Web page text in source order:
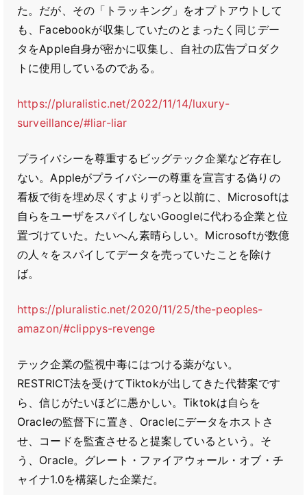
た。だが、その「トラッキング」をオプトアウトして
も、Facebookが収集していたのとまったく同じデー
タをApple自身が密かに収集し、自社の広告プロダク
トに使用しているのである。
https://pluralistic.net/2022/11/14/luxury-
surveillance/#liar-liar
プライバシーを尊重するビッグテック企業など存在し
ない。Appleがプライバシーの尊重を宣言する偽りの
看板で街を埋め尽くすよりずっと以前に、Microsoftは
自らをユーザをスパイしないGoogleに代わる企業と位
置づけていた。たいへん素晴らしい。Microsoftが数億
の人々をスパイしてデータを売っていたことを除け
ば。
https://pluralistic.net/2020/11/25/the-peoples-
amazon/#clippys-revenge
テック企業の監視中毒にはつける薬がない。
RESTRICT法を受けてTiktokが出してきた代替案です
ら、信じがたいほどに愚かしい。Tiktokは自らを
Oracleの監督下に置き、Oracleにデータをホストさ
せ、コードを監査させると提案しているという。そ
う、Oracle。グレート・ファイアウォール・オブ・チ
ャイナ1.0を構築した企業だ。